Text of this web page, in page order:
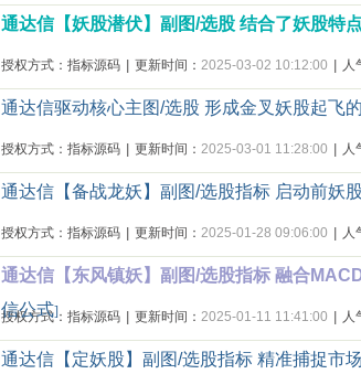
通达信【妖股潜伏】副图/选股 结合了妖股特
授权方式：指标源码 更新时间： 2025-03-02 10:12:00 人
通达信驱动核心主图/选股 形成金叉妖股起飞
授权方式：指标源码 更新时间： 2025-03-01 11:28:00 人
通达信【备战龙妖】副图/选股指标 启动前妖
授权方式：指标源码 更新时间： 2025-01-28 09:06:00 人
通达信【东风镇妖】副图/选股指标 融合
信公式]
授权方式：指标源码 更新时间： 2025-01-11 11:41:00 人
通达信【定妖股】副图/选股指标 精准捕捉市